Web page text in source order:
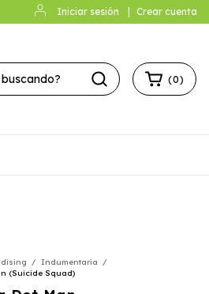
Iniciar sesión Crear cuenta
(0)
/ Indumentaria
/
(Suicide Squad)